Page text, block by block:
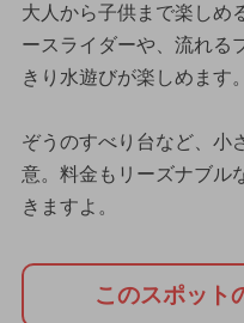
大人から子供まで楽しめ
ースライダーや、流れる
きり水遊びが楽しめます。
ぞうのすべり台など、小
意。料金もリーズナブル
きますよ。
このスポット